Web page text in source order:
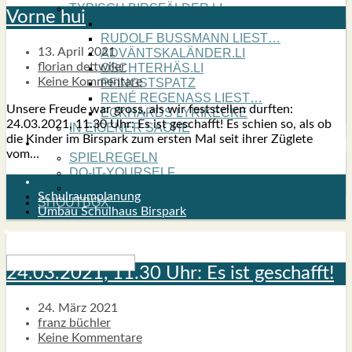
TYPISCH BIRSFÄLDER.LI
RUDOLF BUSS­MANN LIEST…
ADVÄNTSKALÄNDER.LI
OSCHTERHÄS.LI
PFINGST­SPATZ
RENÉ REGEN­ASS LIEST…
ECK­HARDS LYRIK­ECKE
IN EIGE­NER SACHE
SO GOOT’S
SPIEL­RE­GELN
DO-IT-YOUR­S­ELF
SHOUT­BOX
Vor­ne hui
13. April 2021
florian dettwiler
Keine Kommentare
Unse­re Freu­de war gross, als wir fest­stel­len durf­ten:
24.03.2021, 11.30 Uhr: Es ist geschafft! Es schien so, als ob
die Kin­der im Bir­spark zum ers­ten Mal seit ihrer Zügle­te
vom…
Schulraumplanung
Umbau Schulhaus Birspark
24.03.2021, 11.30 Uhr: Es ist geschafft!
24. März 2021
franz büchler
Keine Kommentare